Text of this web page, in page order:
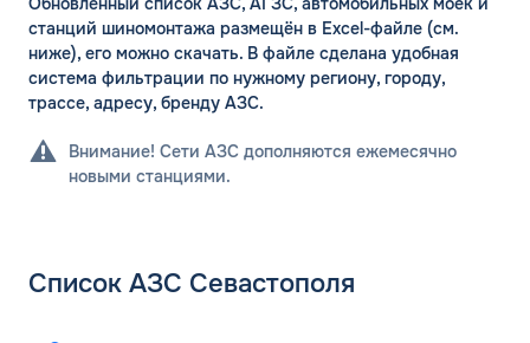
станций шиномонтажа размещён в Excel-файле (см.
ниже), его можно скачать. В файле сделана удобная
система фильтрации по нужному региону, городу,
трассе, адресу, бренду АЗС.
Внимание! Сети АЗС дополняются ежемесячно
новыми станциями.
Список АЗС Севастополя